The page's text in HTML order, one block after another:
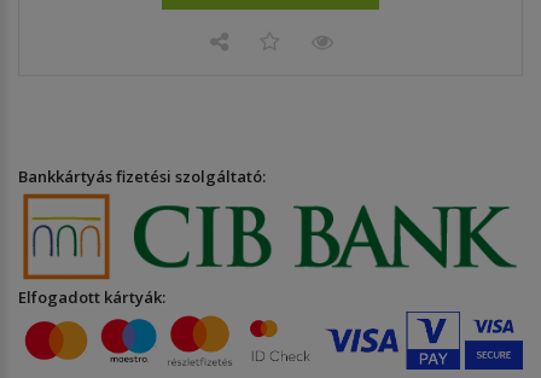
Bankkártyás fizetési szolgáltató:
Elfogadott kártyák: